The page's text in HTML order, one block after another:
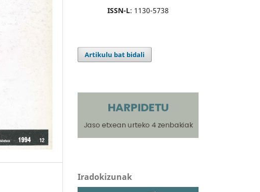
ISSN-L: 1130-5738
Artikulu bat bidali
Iradokizunak